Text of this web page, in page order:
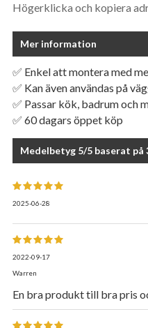
Högerklicka och kopiera
Mer information
✅ Enkel att montera med
✅ Kan även användas på
✅ Passar kök, badrum och
✅ 60 dagars öppet köp
Medelbetyg 5/5 baserat på
2025-06-28
2022-09-17
Warren
En bra produkt till bra pris